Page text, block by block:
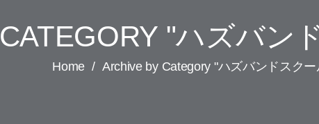
CATEGORY "ハズバン
Home / Archive by Category "ハズバンドスクー